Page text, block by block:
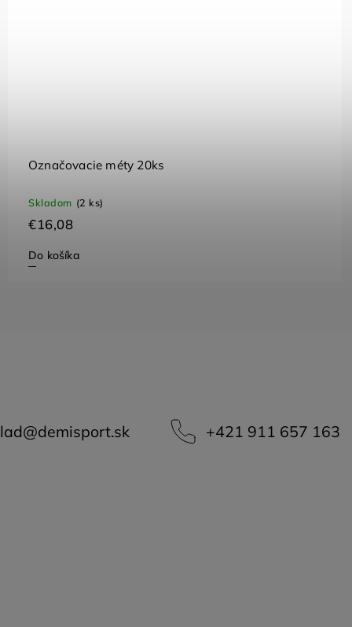
Označovacie méty 20ks
Skladom (2 ks)
€16,08
Do košíka
@demisport.sk +421 911 657 163